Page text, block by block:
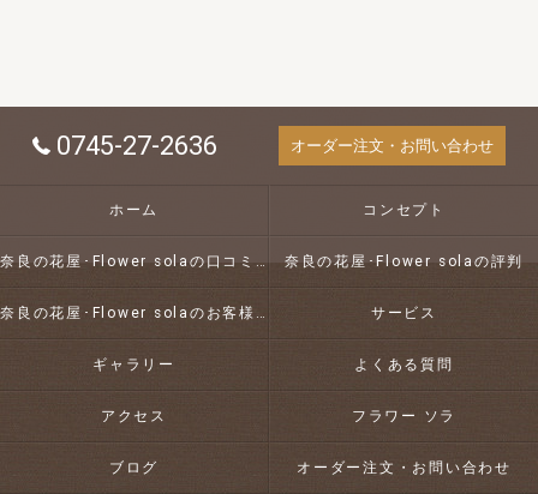
0745-27-2636 オーダー注文・お問い合わせ
ホーム コンセプト
奈良の花屋･Flower solaの口コミ情報 奈良の花屋･Flower solaの評判
奈良の花屋･Flower solaのお客様の声 サービス
ギャラリー よくある質問
アクセス フラワー ソラ
ブログ オーダー注文・お問い合わせ